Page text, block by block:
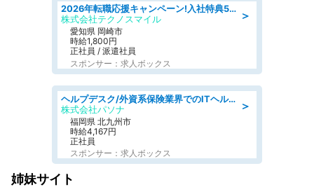
＞
2026年転職応援キャンペーン!入社特典58万円/デンソーで働こう!自動車工場で小型部品の検査業務 denso aichi
株式会社テクノスマイル
愛知県 岡崎市
時給1,800円
正社員 / 派遣社員
スポンサー：求人ボックス
＞
ヘルプデスク/外資系保険業界でのITヘルプデスク業務/駅近/即日勤務可/ヘルプデスク
株式会社パソナ
福岡県 北九州市
時給4,167円
正社員
スポンサー：求人ボックス
姉妹サイト